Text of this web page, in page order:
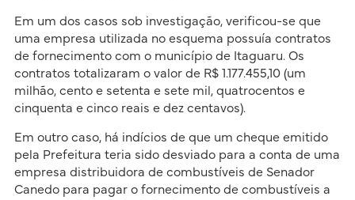
Em um dos casos sob investigação, verificou-se que
uma empresa utilizada no esquema possuía contratos
de fornecimento com o município de Itaguaru. Os
contratos totalizaram o valor de R$ 1.177.455,10 (um
milhão, cento e setenta e sete mil, quatrocentos e
cinquenta e cinco reais e dez centavos).
Em outro caso, há indícios de que um cheque emitido
pela Prefeitura teria sido desviado para a conta de uma
empresa distribuidora de combustíveis de Senador
Canedo para pagar o fornecimento de combustíveis a